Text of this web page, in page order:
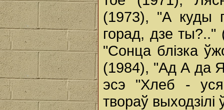
(1973), "А куды
горад, дзе ты?.."
"Сонца блізка
(1984), "Ад А да
эсэ "Хлеб -
твораў